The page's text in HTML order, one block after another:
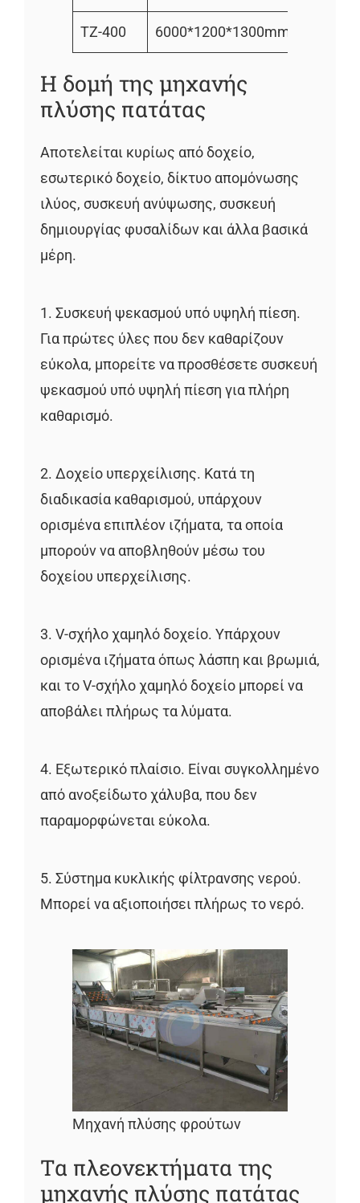
TZ-400 6000*1200*1300mm
Η δομή της μηχανής
πλύσης πατάτας
Αποτελείται κυρίως από δοχείο,
εσωτερικό δοχείο, δίκτυο απομόνωσης
ιλύος, συσκευή ανύψωσης, συσκευή
δημιουργίας φυσαλίδων και άλλα βασικά
μέρη.
1. Συσκευή ψεκασμού υπό υψηλή πίεση.
Για πρώτες ύλες που δεν καθαρίζουν
εύκολα, μπορείτε να προσθέσετε συσκευή
ψεκασμού υπό υψηλή πίεση για πλήρη
καθαρισμό.
2. Δοχείο υπερχείλισης. Κατά τη
διαδικασία καθαρισμού, υπάρχουν
ορισμένα επιπλέον ιζήματα, τα οποία
μπορούν να αποβληθούν μέσω του
δοχείου υπερχείλισης.
3. V-σχήλο χαμηλό δοχείο. Υπάρχουν
ορισμένα ιζήματα όπως λάσπη και βρωμιά,
και το V-σχήλο χαμηλό δοχείο μπορεί να
αποβάλει πλήρως τα λύματα.
4. Εξωτερικό πλαίσιο. Είναι συγκολλημένο
από ανοξείδωτο χάλυβα, που δεν
παραμορφώνεται εύκολα.
5. Σύστημα κυκλικής φίλτρανσης νερού.
Μπορεί να αξιοποιήσει πλήρως το νερό.
Μηχανή πλύσης φρούτων
Τα πλεονεκτήματα της
μηχανής πλύσης πατάτας